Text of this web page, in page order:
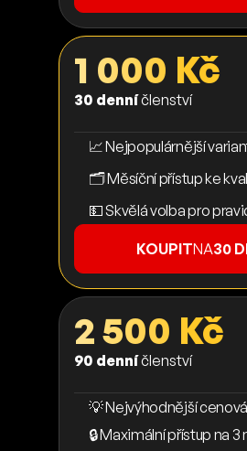
1 000 Kč
30 denníčlenství
📈 Nejpopulárnější
🗂️ Měsíční přístup ke
💵 Skvělá volba pro
KOUPITNA30
2 500 Kč
90 denníčlenství
💡 Nejvýhodnější
🔒 Maximální přístup na